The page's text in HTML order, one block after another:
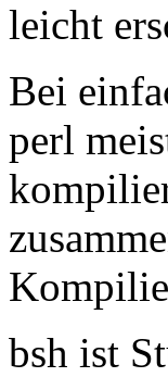
leicht
Bei
perl
bsh ist